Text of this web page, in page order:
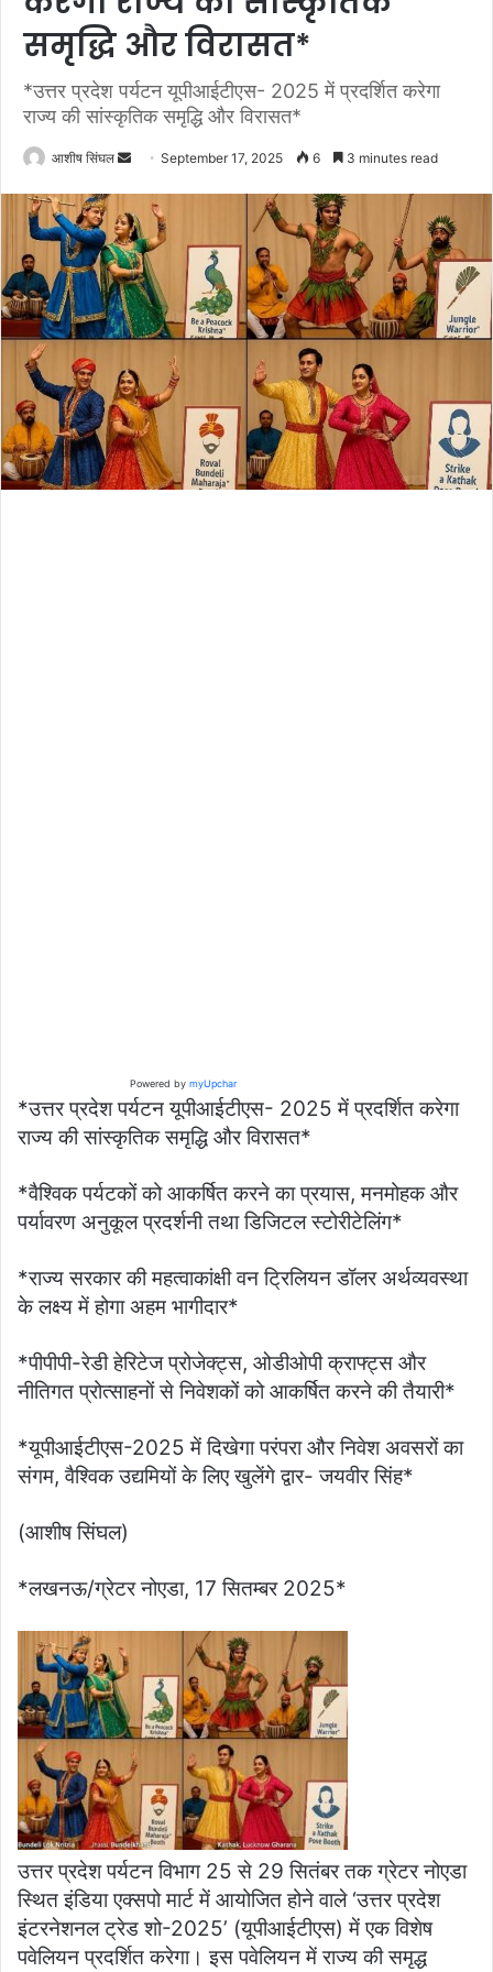
समृद्धि और विरासत*
*उत्तर प्रदेश पर्यटन यूपीआईटीएस- 2025 में प्रदर्शित करेगा
राज्य की सांस्कृतिक समृद्धि और विरासत*
आशीष सिंघल
Send
email
September 17, 2025 6 3 minutes read
Powered bymyUpchar
*उत्तर प्रदेश पर्यटन यूपीआईटीएस- 2025 में प्रदर्शित करेगा
राज्य की सांस्कृतिक समृद्धि और विरासत*
*वैश्विक पर्यटकों को आकर्षित करने का प्रयास, मनमोहक और
पर्यावरण अनुकूल प्रदर्शनी तथा डिजिटल स्टोरीटेलिंग*
*राज्य सरकार की महत्वाकांक्षी वन ट्रिलियन डॉलर अर्थव्यवस्था
के लक्ष्य में होगा अहम भागीदार*
*पीपीपी-रेडी हेरिटेज प्रोजेक्ट्स, ओडीओपी क्राफ्ट्स और
नीतिगत प्रोत्साहनों से निवेशकों को आकर्षित करने की तैयारी*
*यूपीआईटीएस-2025 में दिखेगा परंपरा और निवेश अवसरों का
संगम, वैश्विक उद्यमियों के लिए खुलेंगे द्वार- जयवीर सिंह*
(आशीष सिंघल)
*लखनऊ/ग्रेटर नोएडा, 17 सितम्बर 2025*
उत्तर प्रदेश पर्यटन विभाग 25 से 29 सितंबर तक ग्रेटर नोएडा
स्थित इंडिया एक्सपो मार्ट में आयोजित होने वाले ‘उत्तर प्रदेश
इंटरनेशनल ट्रेड शो-2025’ (यूपीआईटीएस) में एक विशेष
पवेलियन प्रदर्शित करेगा। इस पवेलियन में राज्य की समृद्ध